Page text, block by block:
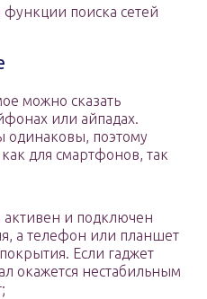
поиска сетей
можно сказать
или айпадах.
одинаковы, поэтому
для смартфонов, так
активен и подключен
а телефон или планшет
Если гаджет
окажется нестабильным